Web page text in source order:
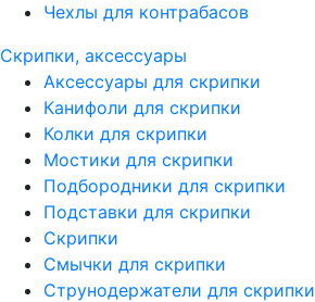
Чехлы для контрабасов
Скрипки, аксессуары
Аксессуары для скрипки
Канифоли для скрипки
Колки для скрипки
Мостики для скрипки
Подбородники для скрипки
Подставки для скрипки
Скрипки
Смычки для скрипки
Струнодержатели для скрипки